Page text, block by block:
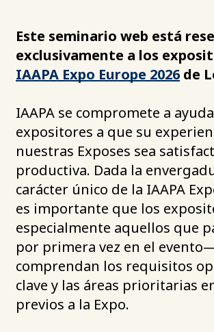
Este seminario web está
exclusivamente a los
IAAPA Expo Europe 2026 de
IAAPA se compromete a
expositores a que su
nuestras Exposes sea
productiva. Dada la
carácter único de la IAAPA
es importante que los
especialmente aquellos que
por primera vez en el
comprendan los requisitos
clave y las áreas prioritarias
previos a la Expo.